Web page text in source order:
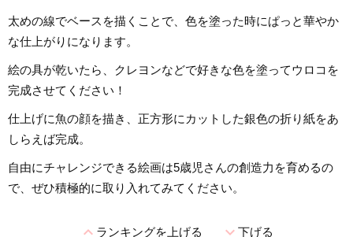
太めの線でベースを描くことで、色を塗った時にぱっと華やか
な仕上がりになります。
絵の具が乾いたら、クレヨンなどで好きな色を塗ってウロコを
完成させてください！
仕上げに魚の顔を描き、正方形にカットした銀色の折り紙をあ
しらえば完成。
自由にチャレンジできる絵画は5歳児さんの創造力を育めるの
で、ぜひ積極的に取り入れてみてください。
expand_lessランキングを上げる expand_more下げる